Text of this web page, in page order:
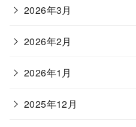
2026年3月
2026年2月
2026年1月
2025年12月